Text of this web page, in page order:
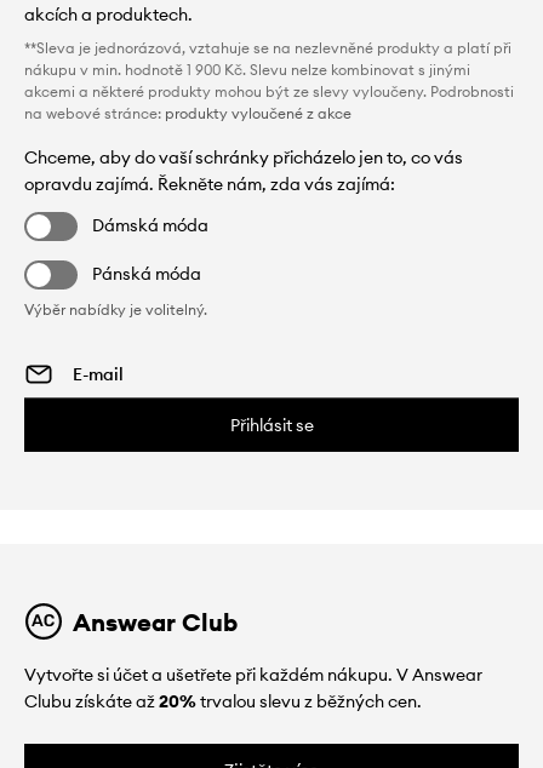
akcích a produktech.
**Sleva je jednorázová, vztahuje se na nezlevněné produkty a platí při
nákupu v min. hodnotě 1 900 Kč. Slevu nelze kombinovat s jinými
akcemi a některé produkty mohou být ze slevy vyloučeny. Podrobnosti
na webové stránce: produkty vyloučené z akce
Chceme, aby do vaší schránky přicházelo jen to, co vás
opravdu zajímá. Řekněte nám, zda vás zajímá:
Dámská móda
Pánská móda
Výběr nabídky je volitelný.
Přihlásit se
Answear Club
Vytvořte si účet a ušetřete při každém nákupu. V Answear
Clubu získáte až20%trvalou slevu z běžných cen.